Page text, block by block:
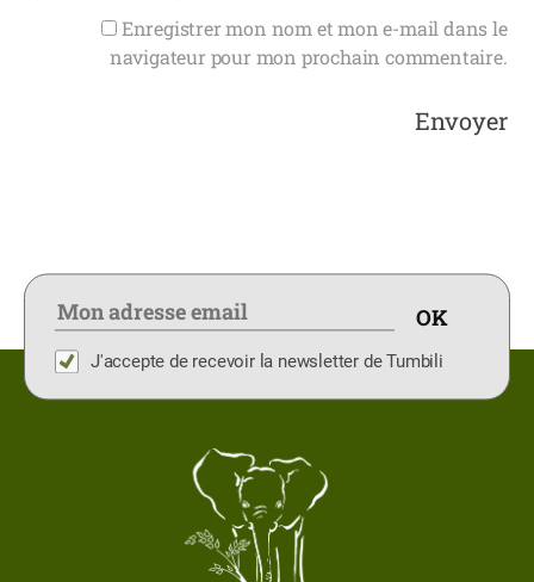
Enregistrer mon nom et mon e-mail dans le
navigateur pour mon prochain commentaire.
J'accepte de recevoir la newsletter de Tumbili